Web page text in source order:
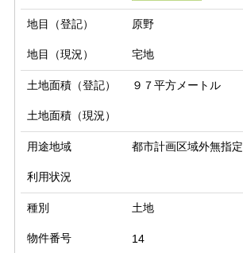
地目（登記） 原野
地目（現況） 宅地
土地面積（登記） ９７平方メートル
土地面積（現況）
用途地域 都市計画区域外無指定
利用状況
種別 土地
物件番号 14